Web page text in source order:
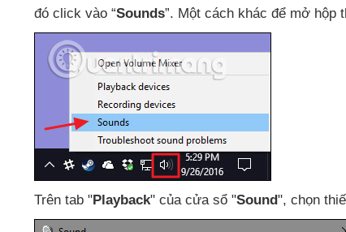
đó click vào “Sounds”. Một cách khác để mở hộp
Trên tab "Playback" của cửa sổ "Sound", chọn